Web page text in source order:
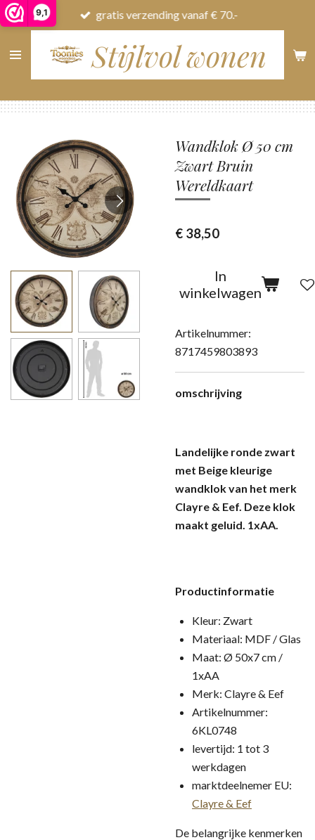
9,1
Ga
direct
naar
Stijlvol wonen
gratis verzending vanaf € 70.-
Wandklok Ø 50 cm
Zwart Bruin
Wereldkaart
€ 38,50
In
winkelwagen
Artikelnummer:
8717459803893
omschrijving
Landelijke ronde zwart
met Beige kleurige
wandklok van het merk
Clayre & Eef. Deze klok
maakt geluid. 1xAA.
Productinformatie
Kleur: Zwart
Materiaal: MDF / Glas
Maat: Ø 50x7 cm /
1xAA
Merk: Clayre & Eef
Artikelnummer:
6KL0748
levertijd: 1 tot 3
werkdagen
marktdeelnemer EU:
Clayre & Eef
De belangrijke kenmerken